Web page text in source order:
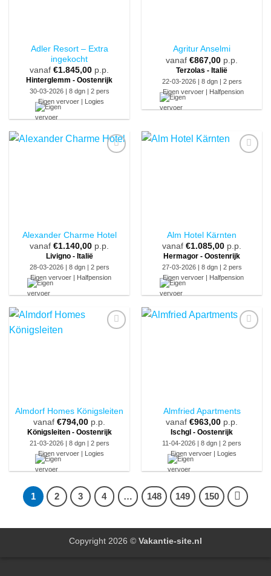
Adler Resort – Extra
ingekocht
vanaf €1.845,00 p.p.
Hinterglemm - Oostenrijk
30-03-2026 | 8 dgn | 2 pers
Eigen vervoer | Logies
Agritur Anselmi
vanaf €867,00 p.p.
Terzolas - Italië
22-03-2026 | 8 dgn | 2 pers
Eigen vervoer | Halfpension
Alexander Charme Hotel
vanaf €1.140,00 p.p.
Livigno - Italië
28-03-2026 | 8 dgn | 2 pers
Eigen vervoer | Halfpension
Alm Hotel Kärnten
vanaf €1.085,00 p.p.
Hermagor - Oostenrijk
27-03-2026 | 8 dgn | 2 pers
Eigen vervoer | Halfpension
Almdorf Homes Königsleiten
vanaf €794,00 p.p.
Königsleiten - Oostenrijk
21-03-2026 | 8 dgn | 2 pers
Eigen vervoer | Logies
Almfried Apartments
vanaf €963,00 p.p.
Ischgl - Oostenrijk
11-04-2026 | 8 dgn | 2 pers
Eigen vervoer | Logies
1 2 3 4 … 148 149 150
Copyright 2026 © Vakantie-site.nl